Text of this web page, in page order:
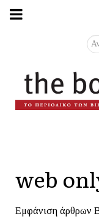
web
Εμφάνιση άρθρων